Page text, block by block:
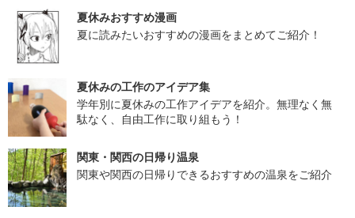
夏休みおすすめ漫画
夏に読みたいおすすめの漫画をまとめてご紹介！
夏休みの工作のアイデア集
学年別に夏休みの工作アイデアを紹介。無理なく無
駄なく、自由工作に取り組もう！
関東・関西の日帰り温泉
関東や関西の日帰りできるおすすめの温泉をご紹介